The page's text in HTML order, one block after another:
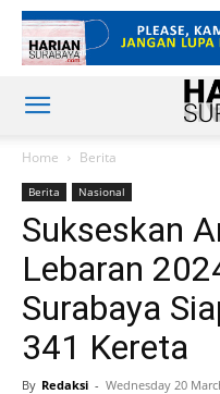
Home Berita
Berita Nasional
Sukseskan
Lebaran
Surabaya
341 Kereta
By Redaksi - Wednesday 20